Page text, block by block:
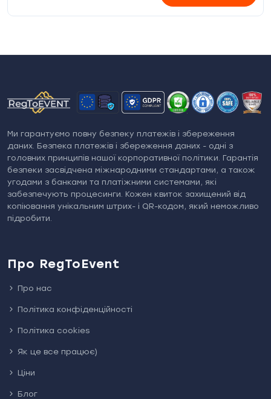
Ми гарантуємо повну безпеку платежів і збереження
даних. Безпека платежів і збереження даних - одні з
головних принципів нашої корпоративної політики. Гарантія
безпеки засвідчена міжнародними стандартами, а також
угодами з банками та платіжними системами, які
забезпечують процесинги. Кожен квиток захищений від
копіювання унікальним штрих- і QR-кодом, який неможливо
підробити.
Про RegToEvent
Про нас
Політика конфіденційності
Політика cookies
Як це все працює)
Ціни
Блог